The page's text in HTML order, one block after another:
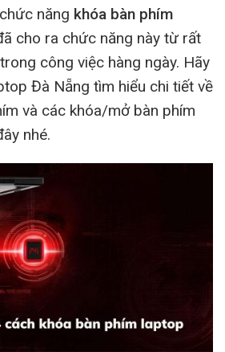
năng khóa bàn phím
cho ra chức năng này từ rất
công việc hàng ngày. Hãy
Đà Nẵng tìm hiểu chi tiết về
và các khóa/mở bàn phím
nhé.